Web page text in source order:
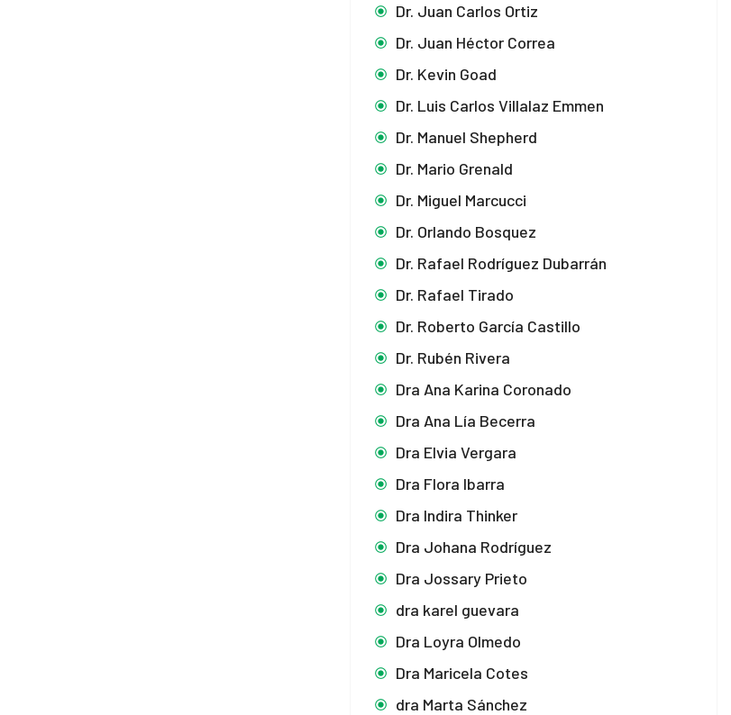
Dr. Juan Carlos Ortiz
Dr. Juan Héctor Correa
Dr. Kevin Goad
Dr. Luis Carlos Villalaz Emmen
Dr. Manuel Shepherd
Dr. Mario Grenald
Dr. Miguel Marcucci
Dr. Orlando Bosquez
Dr. Rafael Rodríguez Dubarrán
Dr. Rafael Tirado
Dr. Roberto García Castillo
Dr. Rubén Rivera
Dra Ana Karina Coronado
Dra Ana Lía Becerra
Dra Elvia Vergara
Dra Flora Ibarra
Dra Indira Thinker
Dra Johana Rodríguez
Dra Jossary Prieto
dra karel guevara
Dra Loyra Olmedo
Dra Maricela Cotes
dra Marta Sánchez